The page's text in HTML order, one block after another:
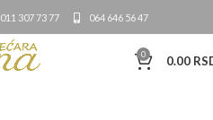
011 307 73 77 064 646 56 47
0 0.00